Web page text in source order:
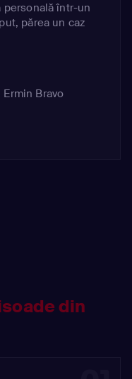
personală într-un
părea un caz
în anchetă.
Ermin Bravo
din